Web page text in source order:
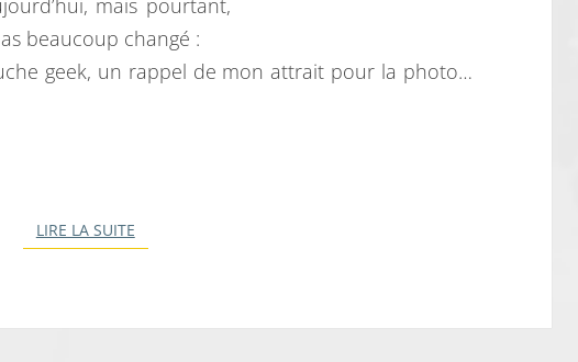
D
’
T
É
beaucoup changé :
geek, un rappel de mon attrait pour la photo…
LIRE LA SUITE